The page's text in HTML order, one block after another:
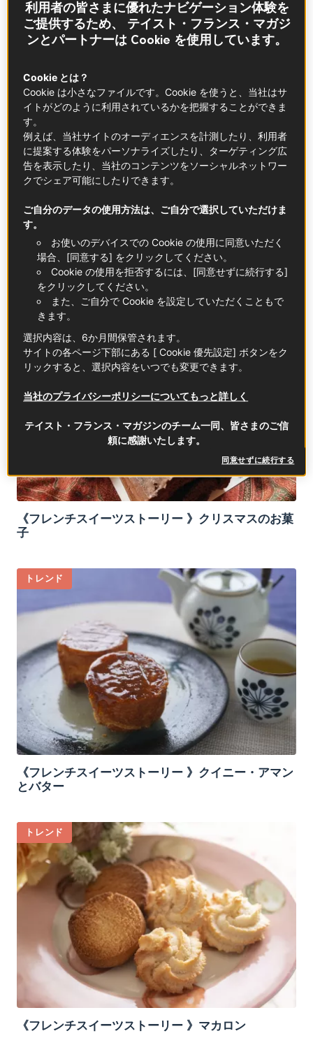
《フレンチスイーツストーリー 》ガレット・デ・ロ
ワ
トレンド
《フレンチスイーツストーリー 》タルト・タタン
トレンド
《フレンチスイーツストーリー 》クリスマスのお菓
子
トレンド
《フレンチスイーツストーリー 》クイニー・アマン
とバター
トレンド
《フレンチスイーツストーリー 》マカロン
利用者の皆さまに優れたナビゲーション体験を
ご提供するため、 テイスト・フランス・マガジ
ンとパートナーは Cookie を使用しています。
Cookie とは？
Cookie は小さなファイルです。Cookie を使うと、当社はサ
イトがどのように利用されているかを把握することができま
す。
例えば、当社サイトのオーディエンスを計測したり、利用者
に提案する体験をパーソナライズしたり、ターゲティング広
告を表示したり、当社のコンテンツをソーシャルネットワー
クでシェア可能にしたりできます。
ご自分のデータの使用方法は、ご自分で選択していただけま
す。
お使いのデバイスでの Cookie の使用に同意いただく
場合、[同意する] をクリックしてください。
Cookie の使用を拒否するには、[同意せずに続行する]
をクリックしてください。
また、ご自分で Cookie を設定していただくこともで
きます。
選択内容は、6か月間保管されます。
サイトの各ページ下部にある [ Cookie 優先設定] ボタンをク
リックすると、選択内容をいつでも変更できます。
当社のプライバシーポリシーについてもっと詳しく
テイスト・フランス・マガジンのチーム一同、皆さまのご信
頼に感謝いたします。
同意せずに続行する